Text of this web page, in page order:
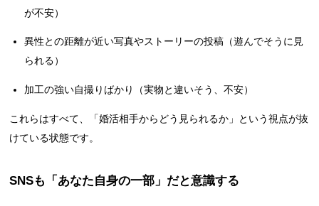
が不安）
異性との距離が近い写真やストーリーの投稿（遊んでそうに見
られる）
加工の強い自撮りばかり（実物と違いそう、不安）
これらはすべて、「婚活相手からどう見られるか」という視点が抜
けている状態です。
SNSも「あなた自身の一部」だと意識する